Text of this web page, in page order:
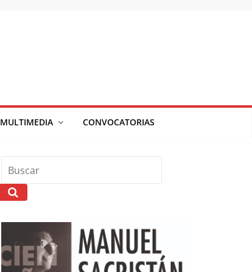
MULTIMEDIA CONVOCATORIAS